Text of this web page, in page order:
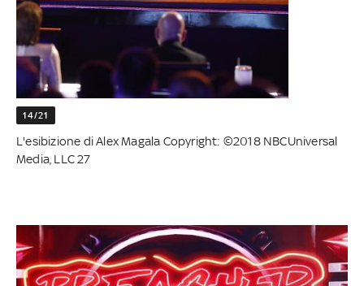
14/21
L'esibizione di Alex Magala Copyright: ©2018 NBCUniversal
Media, LLC 27